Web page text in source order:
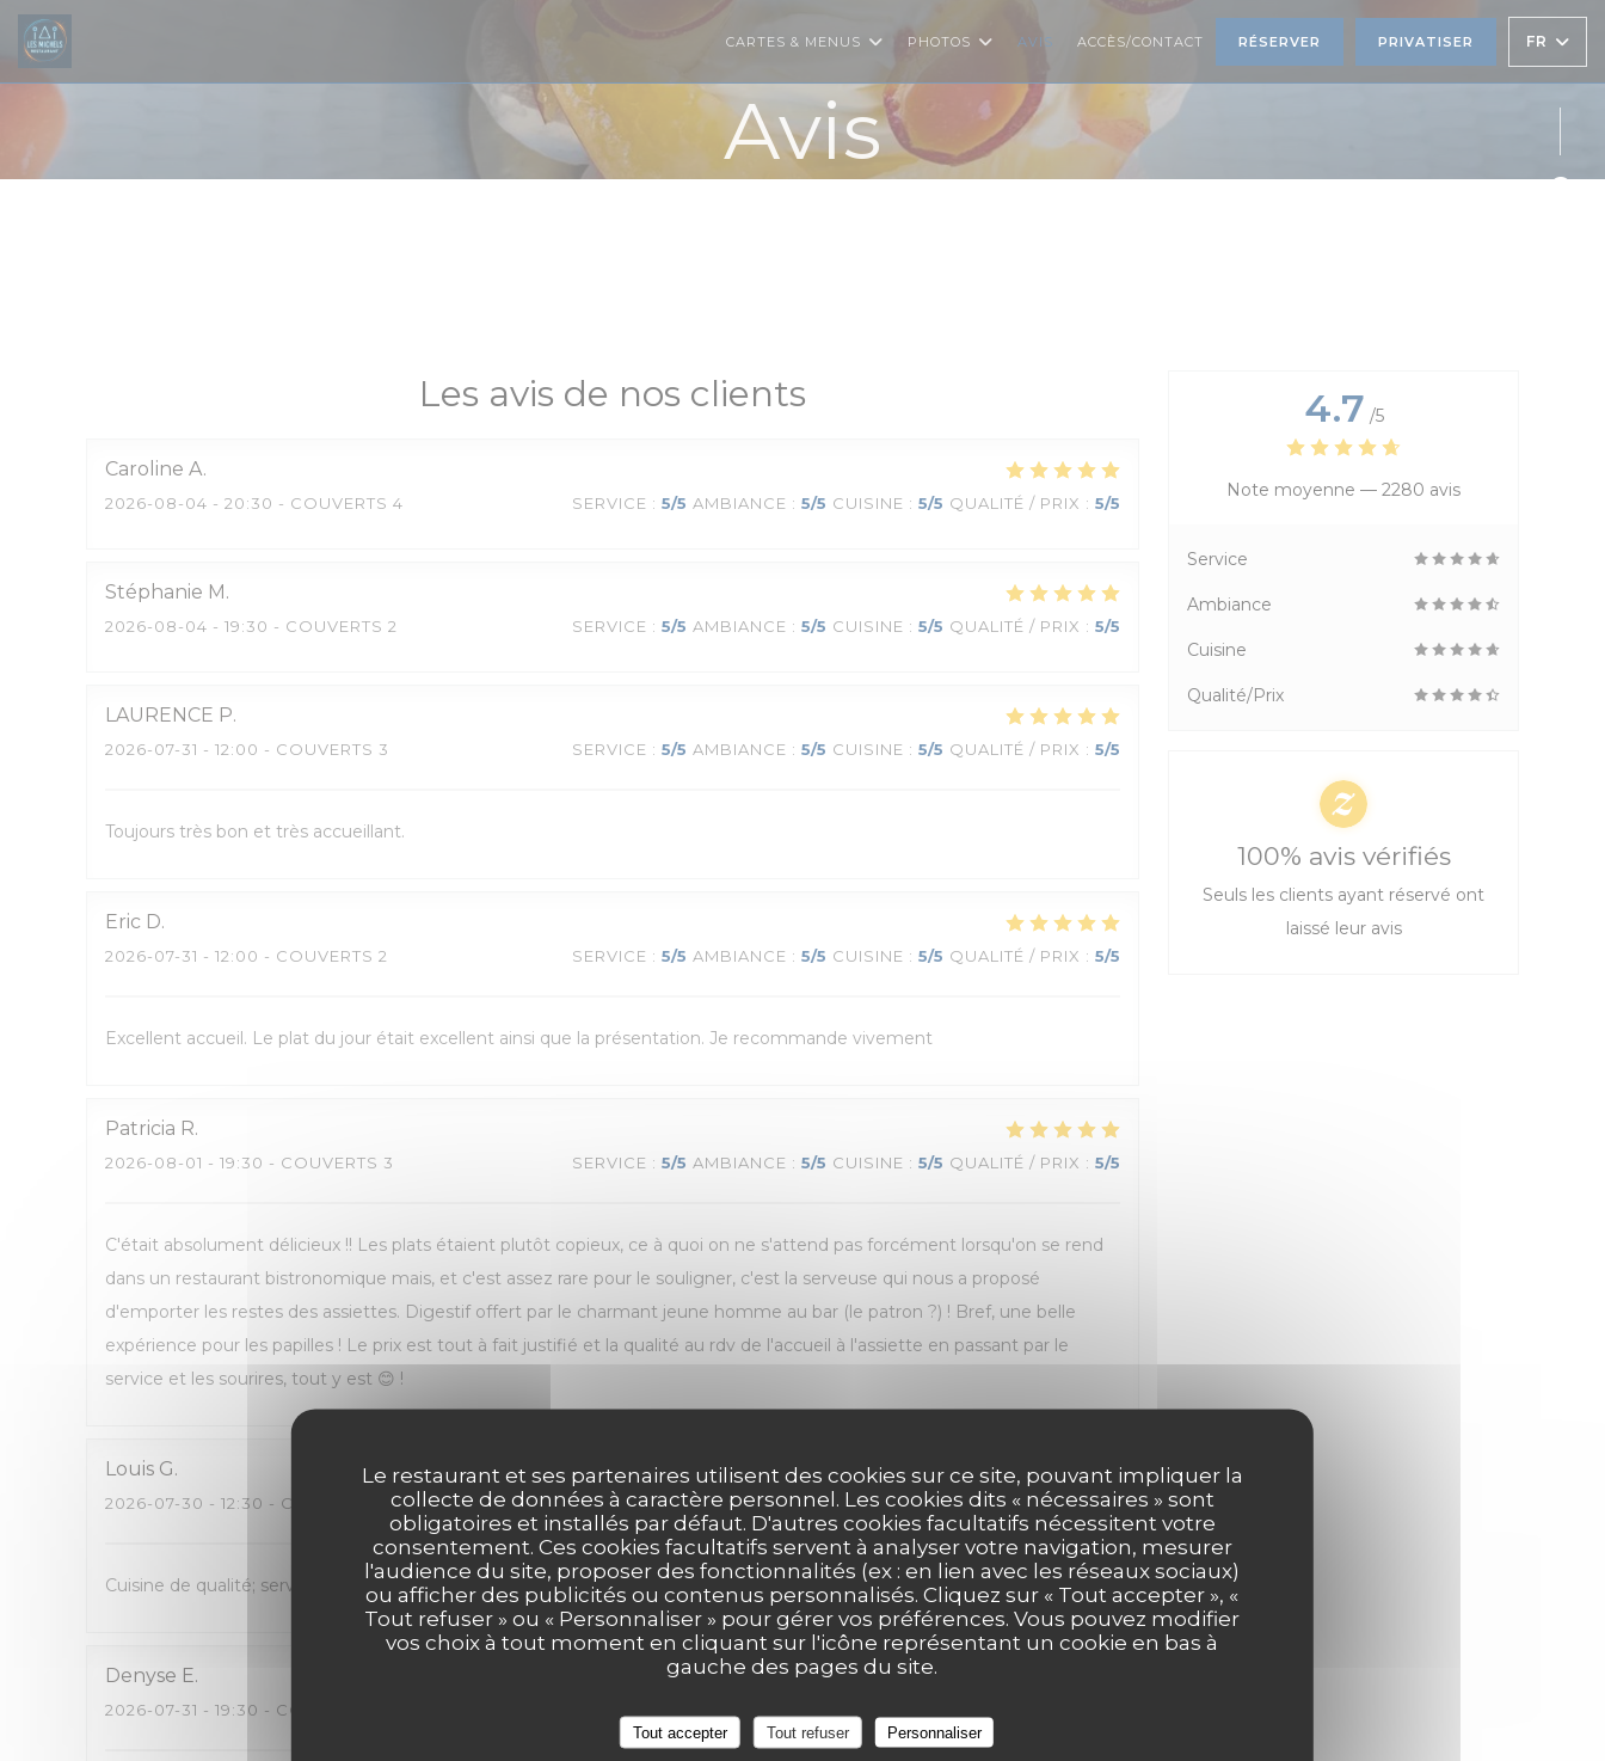
Personnalisation de vos choix en matière de cookies
Le restaurant et ses partenaires utilisent des cookies sur ce site, pouvant impliquer la
collecte de données à caractère personnel. Les cookies dits « nécessaires » sont
obligatoires et installés par défaut. D'autres cookies facultatifs nécessitent votre
consentement. Ces cookies facultatifs servent à analyser votre navigation, mesurer
l'audience du site, proposer des fonctionnalités (ex : en lien avec les réseaux sociaux)
ou afficher des publicités ou contenus personnalisés. Cliquez sur « Tout accepter », «
Tout refuser » ou « Personnaliser » pour gérer vos préférences. Vous pouvez modifier
vos choix à tout moment en cliquant sur l'icône représentant un cookie en bas à
gauche des pages du site.
Tout accepter Tout refuser Personnaliser
CARTES & MENUS PHOTOS AVIS ACCÈS/CONTACT RÉSERVER PRIVATISER FR
Avis
Les avis de nos clients
Caroline A
2026-08-04 - 20:30 - COUVERTS 4 SERVICE : 5/5 AMBIANCE : 5/5 CUISINE : 5/5 QUALITÉ / PRIX : 5/5
Stéphanie M
2026-08-04 - 19:30 - COUVERTS 2 SERVICE : 5/5 AMBIANCE : 5/5 CUISINE : 5/5 QUALITÉ / PRIX : 5/5
LAURENCE P
2026-07-31 - 12:00 - COUVERTS 3 SERVICE : 5/5 AMBIANCE : 5/5 CUISINE : 5/5 QUALITÉ / PRIX : 5/5
Toujours très bon et très accueillant.
Eric D
2026-07-31 - 12:00 - COUVERTS 2 SERVICE : 5/5 AMBIANCE : 5/5 CUISINE : 5/5 QUALITÉ / PRIX : 5/5
Excellent accueil. Le plat du jour était excellent ainsi que la présentation. Je recommande vivement
Patricia R
2026-08-01 - 19:30 - COUVERTS 3 SERVICE : 5/5 AMBIANCE : 5/5 CUISINE : 5/5 QUALITÉ / PRIX : 5/5
C'était absolument délicieux !! Les plats étaient plutôt copieux, ce à quoi on ne s'attend pas forcément lorsqu'on se rend
dans un restaurant bistronomique mais, et c'est assez rare pour le souligner, c'est la serveuse qui nous a proposé
d'emporter les restes des assiettes. Digestif offert par le charmant jeune homme au bar (le patron ?) ! Bref, une belle
expérience pour les papilles ! Le prix est tout à fait justifié et la qualité au rdv de l'accueil à l'assiette en passant par le
service et les sourires, tout y est 😊 !
Louis G
2026-07-30 - 12:30 - COUVERTS 4 SERVICE: 4/5 AMBIANCE: 4/5 CUISINE: 4/5 QUALITÉ / PRIX: 4/5
Cuisine de qualité; service attentif
Denyse E
2026-07-31 - 19:30 - COUVERTS 3
4.7 /5
Note moyenne — 2280 avis
Service
Ambiance
Cuisine
Qualité/Prix
100% avis vérifiés
Seuls les clients ayant réservé ont
laissé leur avis